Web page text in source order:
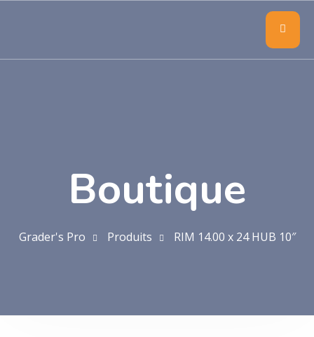
Boutique
Grader's Pro Produits RIM 14.00 x 24 HUB 10″